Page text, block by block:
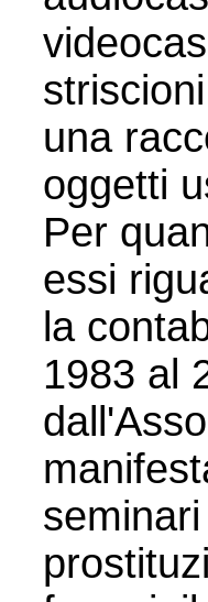
una
oggetti
Per
essi
la
1983 al